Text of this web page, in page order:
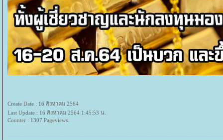
Create Date : 16 สิงหาคม 2564
Last Update : 16 สิงหาคม 2564 1:45:53 น.
Counter : 1307 Pageviews.